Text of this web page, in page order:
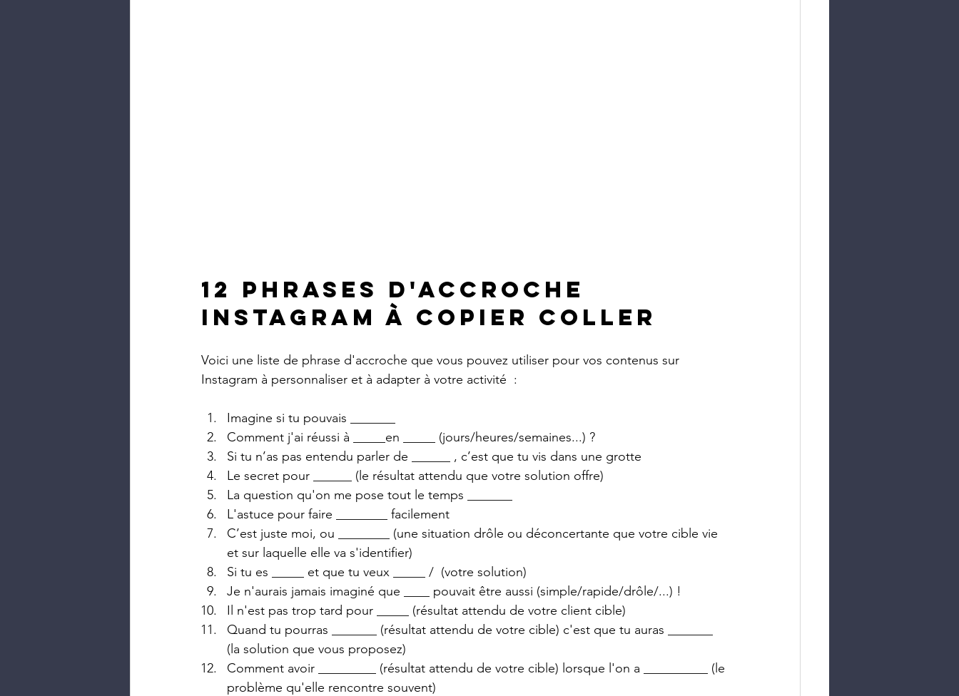
12 phrases d'accroche
instagram à copier coller
Voici une liste de phrase d'accroche que vous pouvez utiliser pour vos contenus sur
Instagram à personnaliser et à adapter à votre activité  :
Imagine si tu pouvais _______
Comment j'ai réussi à _____en _____ (jours/heures/semaines...) ?
Si tu n’as pas entendu parler de ______ , c’est que tu vis dans une grotte
Le secret pour ______ (le résultat attendu que votre solution offre)
La question qu'on me pose tout le temps _______
L'astuce pour faire ________ facilement
C’est juste moi, ou ________ (une situation drôle ou déconcertante que votre cible vie
et sur laquelle elle va s'identifier)
Si tu es _____ et que tu veux _____ /  (votre solution)
Je n'aurais jamais imaginé que ____ pouvait être aussi (simple/rapide/drôle/...) !
Il n'est pas trop tard pour _____ (résultat attendu de votre client cible)
Quand tu pourras _______ (résultat attendu de votre cible) c'est que tu auras _______
(la solution que vous proposez)
Comment avoir _________ (résultat attendu de votre cible) lorsque l'on a __________ (le
problème qu'elle rencontre souvent)